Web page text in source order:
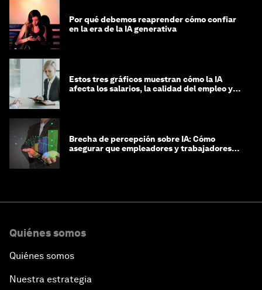
Por qué debemos reaprender cómo confiar
en la era de la IA generativa
Estos tres gráficos muestran cómo la IA
afecta los salarios, la calidad del empleo y
Brecha de percepción sobre IA: Cómo
asegurar que empleadores y trabajadores
Quiénes somos
Quiénes somos
Nuestra estrategia